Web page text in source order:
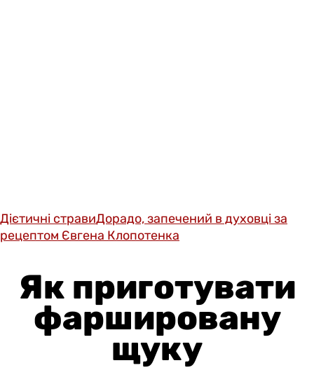
Дієтичні стравиДорадо, запечений в духовці за
рецептом Євгена Клопотенка
Як приготувати
фаршировану
щуку